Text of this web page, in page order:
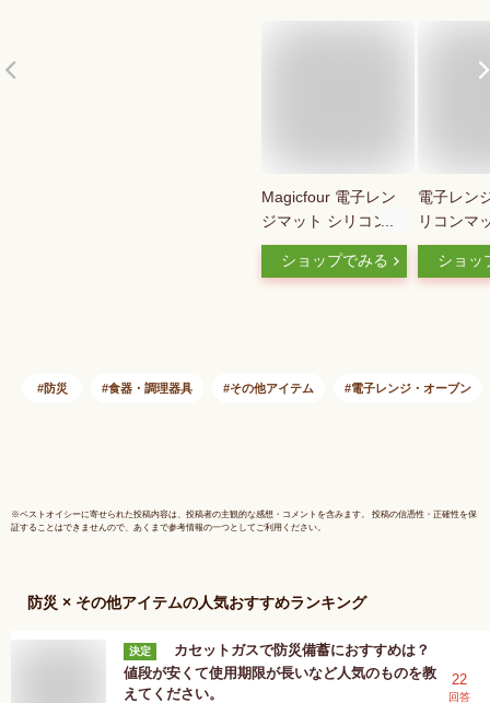
Magicfour 電子レン
ジマット シリコンマ
ット 電子レンジ 庫
内汚れ防止シート 耐
ョンマット キッチン
ショップでみる
電子レン
リコンマ
保護 汚れ
シート
洗える 送
ショッ
防災 食器・調理器具 その他アイテム 電子レンジ・オーブン
※ベストオイシーに寄せられた投稿内容は、投稿者の主観的な感想・コメントを含みます。 投稿の信憑性・正確性を保
証することはできませんので、あくまで参考情報の一つとしてご利用ください。
防災 × その他アイテムの人気おすすめランキング
決定
カセットガスで防災備蓄におすすめは？
値段が安くて使用期限が長いなど人気のものを教
えてください。
22
回答